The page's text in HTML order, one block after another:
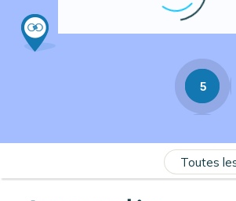
Nos adresses dans le
Notre programme de
5
Toutes